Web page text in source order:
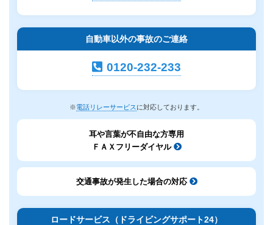
自動車以外の事故のご連絡
0120-232-233
※電話リレーサービス に対応しております。
耳や言葉が不自由な方専用
ＦＡＸフリーダイヤル
交通事故が発生した場合の対応
ロードサービス（ドライビングサポート24）